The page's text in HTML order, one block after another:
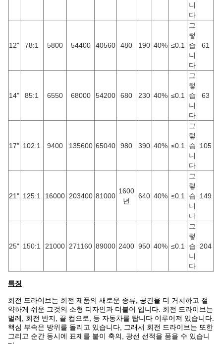
니
다
12" 78:1 5800 54400 40560 480 190 40% ≤0.1
그
렇
습
니
다
61
14" 85:1 6550 68000 54200 680 230 40% ≤0.1
그
렇
습
니
다
63
17" 102:1 9400 135600 65040 980 390 40% ≤0.1
그
렇
습
니
다
105
21" 125:1 16000 203400 81000
1600
년
640 40% ≤0.1
그
렇
습
니
다
149
25" 150:1 21000 271160 89000 2400 950 40% ≤0.1
그
렇
습
니
다
204
특징
회전 드라이브는 회전 제품의 새로운 종류, 공간을 더 거치하고 절
약하게 쉬운 그것의 소형 디자인과 더불어 입니다. 회전 드라이브는
벌레, 회전 반지, 끝 컵으로, 등 자동차를 탑니다 이루어져 있습니다.
핵심 부속은 방위를 돌리고 있습니다, 그래서 회전 드라이브는 또한
그리고 순간 동시에 표제를 붙이 축의, 광선 선적을 품을 수 있습니